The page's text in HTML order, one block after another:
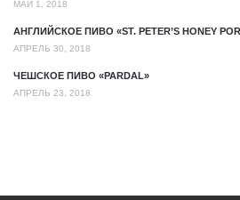
МАЙ 1, 2018
АНГЛИЙСКОЕ ПИВО «ST. PETER’S HONEY
АПРЕЛЬ 30, 2018
ЧЕШСКОЕ ПИВО «PARDAL»
АПРЕЛЬ 23, 2018